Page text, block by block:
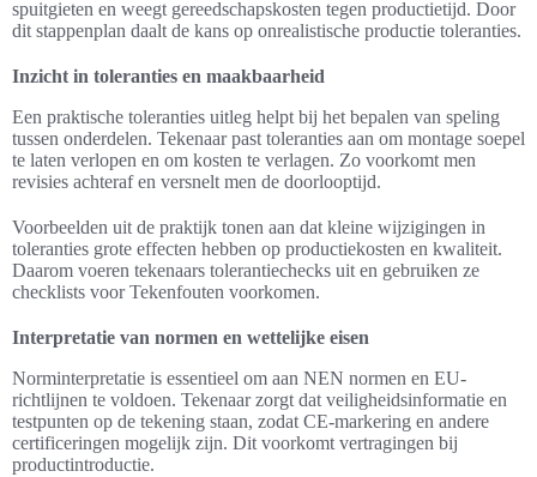
spuitgieten en weegt gereedschapskosten tegen productietijd. Door
dit stappenplan daalt de kans op onrealistische productie toleranties.
Inzicht in toleranties en maakbaarheid
Een praktische toleranties uitleg helpt bij het bepalen van speling
tussen onderdelen. Tekenaar past toleranties aan om montage soepel
te laten verlopen en om kosten te verlagen. Zo voorkomt men
revisies achteraf en versnelt men de doorlooptijd.
Voorbeelden uit de praktijk tonen aan dat kleine wijzigingen in
toleranties grote effecten hebben op productiekosten en kwaliteit.
Daarom voeren tekenaars tolerantiechecks uit en gebruiken ze
checklists voor Tekenfouten voorkomen.
Interpretatie van normen en wettelijke eisen
Norminterpretatie is essentieel om aan NEN normen en EU-
richtlijnen te voldoen. Tekenaar zorgt dat veiligheidsinformatie en
testpunten op de tekening staan, zodat CE-markering en andere
certificeringen mogelijk zijn. Dit voorkomt vertragingen bij
productintroductie.